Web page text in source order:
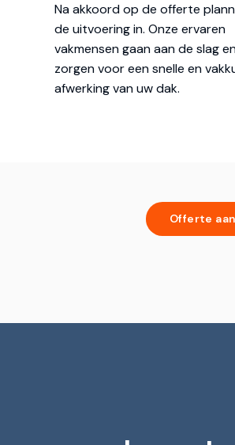
Na akkoord op de offerte
de uitvoering in. Onze ervaren
vakmensen gaan aan de slag
zorgen voor een snelle en
afwerking van uw dak.
Offerte